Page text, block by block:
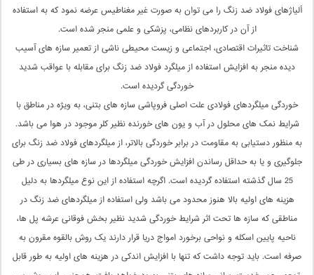
آلیاژهای فولاد ضد زنگ را می توان به صورت غیر مغناطیس عرضه نمود که به استفاده
از آن در کاربردهای نظامی، پزشکی و علمی منجر شده است.
شناخت تاثیرات اقتصادی، اجتماعی و زیست محیطی ناشی از تعمیر سازه های آسیب
دیده منجر به افزایش استفاده از میلگرد فولاد ضد زنگ برای مقابله با عواقب شدید
خوردگی گردیده است.
خوردگی میلگردهای فولادی علت اصلی فروپاشی سازه های بتنی، به ویژه در مناطق با
شرایط نمک های محلول در آب و یون های خورنده نظیر کلر موجود در هوا می باشد.
به منظور دستیابی به مقاومت در برابر خوردگی بالاتر، از میلگردهای فولاد ضد زنگ برای
جلوگیری و یا به حداقل رساندن افزایش خوردگی میلگردها در سازه های بسیاری در طی
25 سال گذشته استفاده گردیده است. اگرچه استفاده از این نوع میلگردها به دلیل
هزینه های اولیه بالا هنوز محدود می باشد ولی استفاده از میلگردهای ضد زنگ در
مناطقی که سازه ها تحت اثر شرایط خوردگی شدید نظیر بخش فوقانی عرشه پل ها،
ناحیه پایین اسکله و نواحی برخورد امواج دریا قرار دارند یک روش بالقوه مقرون به
صرفه است. باید توجه داشت که تنها با افزایش اندکی در هزینه های اولیه به طور قابل